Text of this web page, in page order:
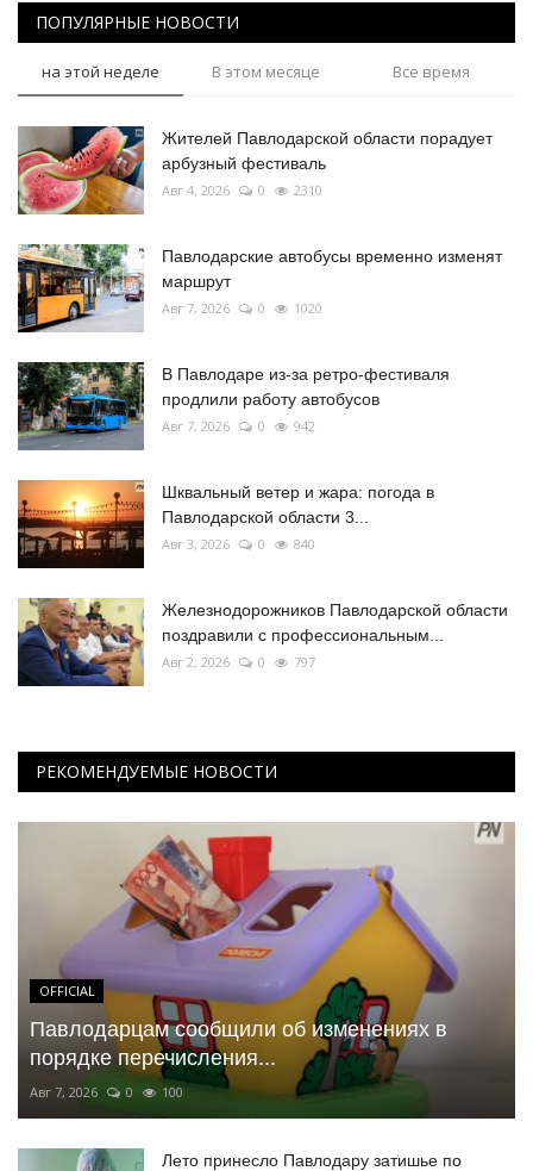
ПОПУЛЯРНЫЕ НОВОСТИ
на этой неделе В этом месяце Все время
Жителей Павлодарской области порадует
арбузный фестиваль
Авг 4, 2026 0 2310
Павлодарские автобусы временно изменят
маршрут
Авг 7, 2026 0 1020
В Павлодаре из-за ретро-фестиваля
продлили работу автобусов
Авг 7, 2026 0 942
Шквальный ветер и жара: погода в
Павлодарской области 3...
Авг 3, 2026 0 840
Железнодорожников Павлодарской области
поздравили с профессиональным...
Авг 2, 2026 0 797
РЕКОМЕНДУЕМЫЕ НОВОСТИ
OFFICIAL
Павлодарцам сообщили об изменениях в
порядке перечисления...
Авг 7, 2026 0 100
Лето принесло Павлодару затишье по